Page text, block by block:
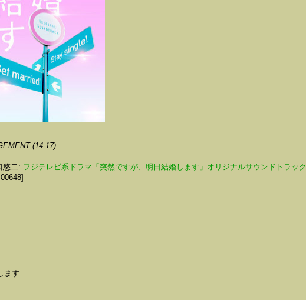
(14-17)
悠二: フジテレビ系ドラマ「突然ですが、明日結婚します」オリジナルサウンドトラック
ます